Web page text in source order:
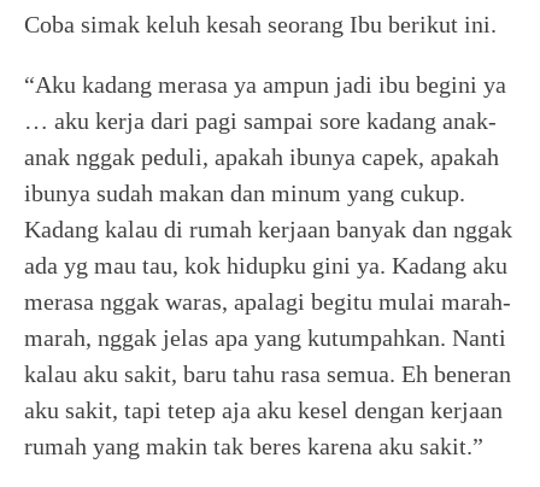
Coba simak keluh kesah seorang Ibu berikut ini.
“Aku kadang merasa ya ampun jadi ibu begini ya
… aku kerja dari pagi sampai sore kadang anak-
anak nggak peduli, apakah ibunya capek, apakah
ibunya sudah makan dan minum yang cukup.
Kadang kalau di rumah kerjaan banyak dan nggak
ada yg mau tau, kok hidupku gini ya. Kadang aku
merasa nggak waras, apalagi begitu mulai marah-
marah, nggak jelas apa yang kutumpahkan. Nanti
kalau aku sakit, baru tahu rasa semua. Eh beneran
aku sakit, tapi tetep aja aku kesel dengan kerjaan
rumah yang makin tak beres karena aku sakit.”